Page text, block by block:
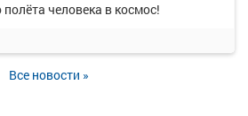
человека в космос!
Все новости »